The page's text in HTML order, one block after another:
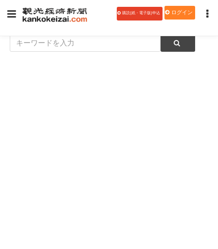
購読(紙・電子版)申込 ログイン